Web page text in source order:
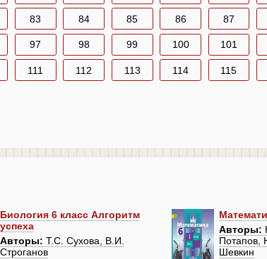
83 84 85 86 87
97 98 99 100 101
111 112 113 114 115
Биология 6 класс Алгоритм
успеха
Авторы: Т.С. Сухова, В.И.
Строганов
Авторы:
Потапов,
Шевкин